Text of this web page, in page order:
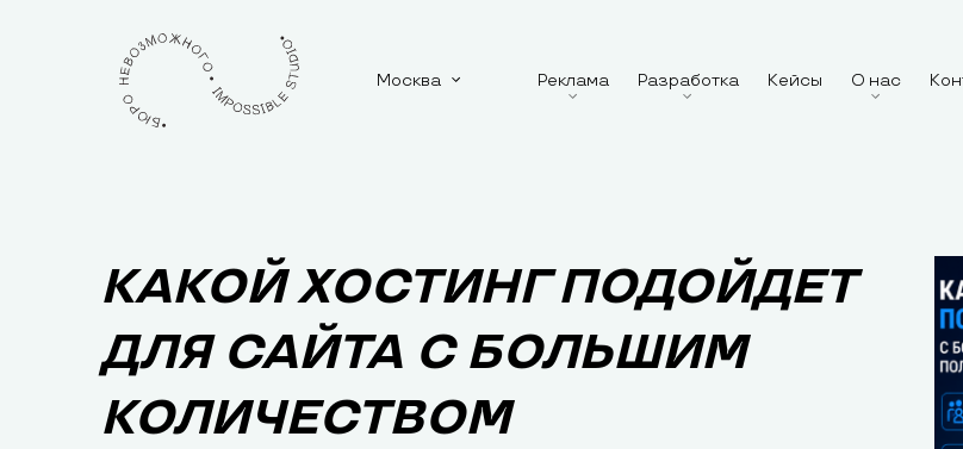
Москва Реклама Разработка Кейсы О нас
КАКОЙ ХОСТИНГ ПОДОЙДЕТ
ДЛЯ САЙТА С БОЛЬШИМ
КОЛИЧЕСТВОМ